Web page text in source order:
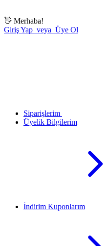
👋 Merhaba!
Giriş Yap veya Üye Ol
Siparişlerim
Üyelik Bilgilerim
İndirim Kuponlarım